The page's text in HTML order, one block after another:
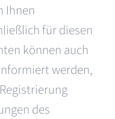
Ihnen
für diesen
können auch
werden,
des